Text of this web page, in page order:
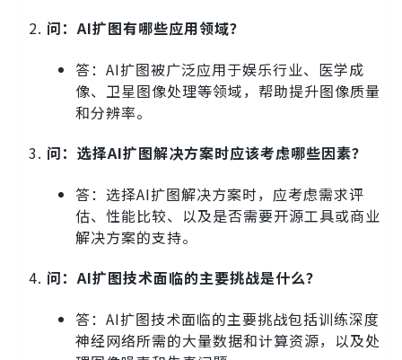
问：AI扩图有哪些应用领域？
答：AI扩图被广泛应用于娱乐行业、医学成
像、卫星图像处理等领域，帮助提升图像质量
和分辨率。
问：选择AI扩图解决方案时应该考虑哪些因素？
答：选择AI扩图解决方案时，应考虑需求评
估、性能比较、以及是否需要开源工具或商业
解决方案的支持。
问：AI扩图技术面临的主要挑战是什么？
答：AI扩图技术面临的主要挑战包括训练深度
神经网络所需的大量数据和计算资源，以及处